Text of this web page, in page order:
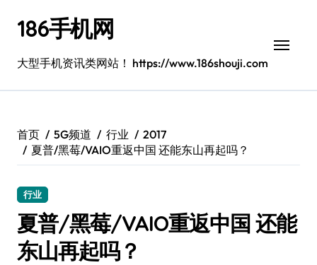
186手机网
大型手机资讯类网站！ https://www.186shouji.com
首页 5G频道 行业
2017
夏普/黑莓/VAIO重返中国 还能东山再起吗？
行业
夏普/黑莓/VAIO重返中国 还能
东山再起吗？